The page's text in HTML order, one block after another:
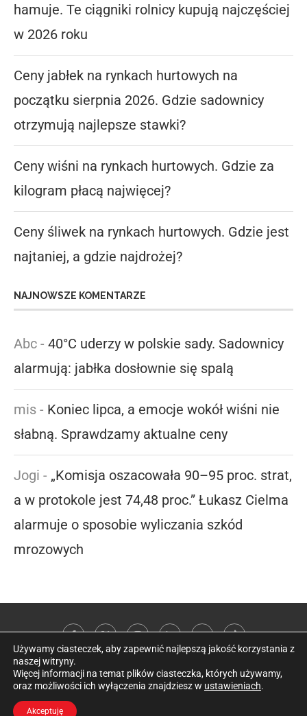
hamuje. Te ciągniki rolnicy kupują najczęściej
w 2026 roku
Ceny jabłek na rynkach hurtowych na
początku sierpnia 2026. Gdzie sadownicy
otrzymują najlepsze stawki?
Ceny wiśni na rynkach hurtowych. Gdzie za
kilogram płacą najwięcej?
Ceny śliwek na rynkach hurtowych. Gdzie jest
najtaniej, a gdzie najdrożej?
NAJNOWSZE KOMENTARZE
Abc - 40°C uderzy w polskie sady. Sadownicy
alarmują: jabłka dosłownie się spalą
mis - Koniec lipca, a emocje wokół wiśni nie
słabną. Sprawdzamy aktualne ceny
Jogi - „Komisja oszacowała 90–95 proc. strat,
a w protokole jest 74,48 proc.” Łukasz Cielma
alarmuje o sposobie wyliczania szkód
mrozowych
@2026 Kobieta w sadzie
Używamy ciasteczek, aby zapewnić najlepszą jakość korzystania z
naszej witryny.
Więcej informacji na temat plików ciasteczka, których używamy,
oraz możliwości ich wyłączenia znajdziesz w ustawieniach.
Akceptuję